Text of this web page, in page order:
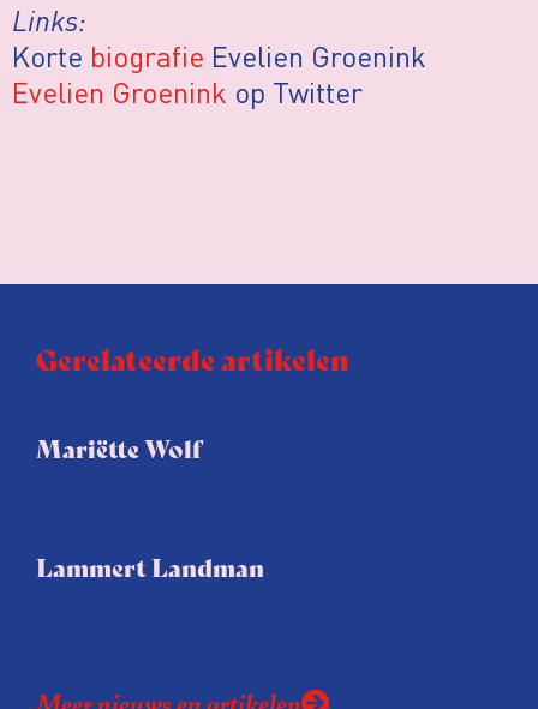
Links:
Korte biografie Evelien Groenink
Evelien Groenink op Twitter
Gerelateerde artikelen
Mariëtte Wolf
Lammert Landman